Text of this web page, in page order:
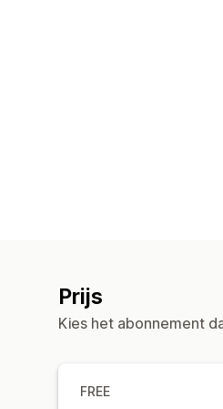
Prijs
Kies het abonnement
FREE